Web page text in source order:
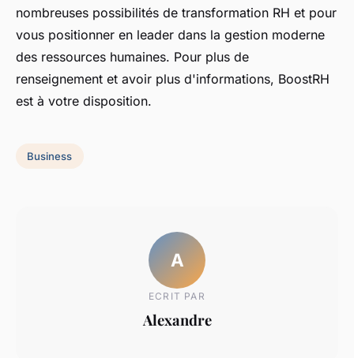
nombreuses possibilités de transformation RH et pour
vous positionner en leader dans la gestion moderne
des ressources humaines. Pour plus de
renseignement et avoir plus d'informations, BoostRH
est à votre disposition.
Business
A
ECRIT PAR
Alexandre